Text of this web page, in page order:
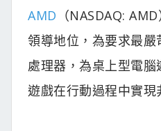
AMD （NASDAQ:
領導地位，為要求最
處理器，為桌上型電
遊戲在行動過程中實現